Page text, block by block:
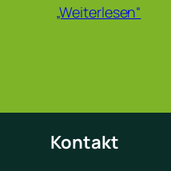
„Weiterlesen“
Kontakt